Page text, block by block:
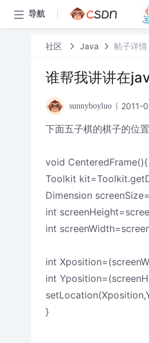
导航
社区 Java 帖子详情
谁帮我讲讲在
sunnyboyluo 2011-
下面五子棋的棋子的位
void CenteredFrame(){
Toolkit
Dimension
int
int
int
int
}